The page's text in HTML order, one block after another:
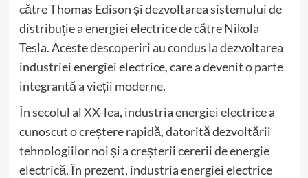
către Thomas Edison și dezvoltarea sistemului de
distribuție a energiei electrice de către Nikola
Tesla. Aceste descoperiri au condus la dezvoltarea
industriei energiei electrice, care a devenit o parte
integrantă a vieții moderne.
În secolul al XX-lea, industria energiei electrice a
cunoscut o creștere rapidă, datorită dezvoltării
tehnologiilor noi și a creșterii cererii de energie
electrică. În prezent, industria energiei electrice